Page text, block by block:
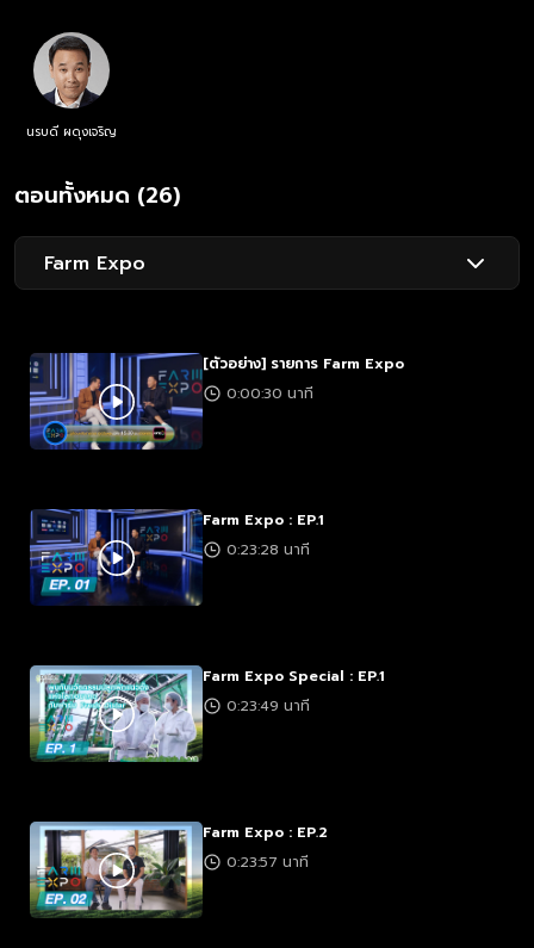
นรบดี ผดุงเจริญ
ตอนทั้งหมด (26)
Farm Expo
[ตัวอย่าง] รายการ Farm Expo
0:00:30 นาที
Farm Expo : EP.1
0:23:28 นาที
Farm Expo Special : EP.1
0:23:49 นาที
Farm Expo : EP.2
0:23:57 นาที